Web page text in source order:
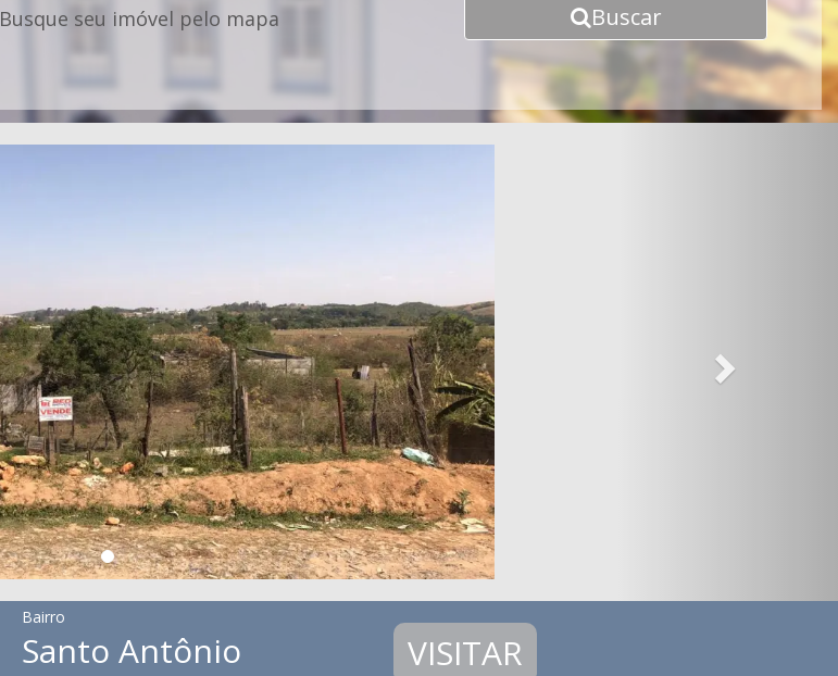
Busque seu imóvel pelo mapa Buscar
Bairro
Santo Antônio VISITAR